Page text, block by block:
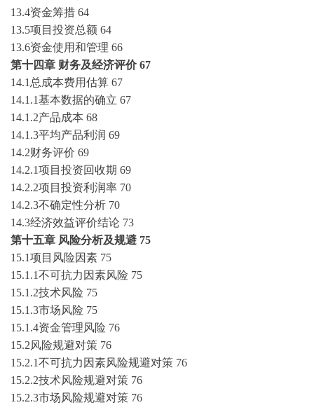
13.4资金筹措 64
13.5项目投资总额 64
13.6资金使用和管理 66
第十四章 财务及经济评价 67
14.1总成本费用估算 67
14.1.1基本数据的确立 67
14.1.2产品成本 68
14.1.3平均产品利润 69
14.2财务评价 69
14.2.1项目投资回收期 69
14.2.2项目投资利润率 70
14.2.3不确定性分析 70
14.3经济效益评价结论 73
第十五章 风险分析及规避 75
15.1项目风险因素 75
15.1.1不可抗力因素风险 75
15.1.2技术风险 75
15.1.3市场风险 75
15.1.4资金管理风险 76
15.2风险规避对策 76
15.2.1不可抗力因素风险规避对策 76
15.2.2技术风险规避对策 76
15.2.3市场风险规避对策 76